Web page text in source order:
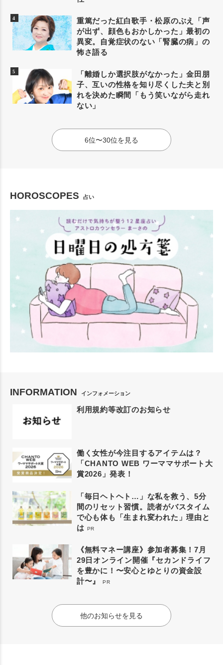
重篤だった紅白歌手・松原のぶえ「声
が出ず、顔色もおかしかった」最初の
異変。自覚症状のない「腎臓の病」の
怖さ語る
「離婚しか選択肢がなかった」金田朋
子、互いの性格を知り尽くした夫と別
れを決めた瞬間「もう笑いながら走れ
ない」
6位〜30位を見る
HOROSCOPES 占い
INFORMATION インフォメーション
利用規約等改訂のお知らせ
働く女性が今注目するアイテムは？
「CHANTO WEB ワーママサポート大
賞2026」発表！
「毎日ヘトヘト…」な私を救う、5分
間のリセット習慣。読者がバスタイム
で心も体も「生まれ変われた」理由と
は PR
《無料マネー講座》参加者募集！7月
29日オンライン開催『セカンドライフ
を豊かに！〜安心とゆとりの資金設
計〜』
PR
他のお知らせを見る